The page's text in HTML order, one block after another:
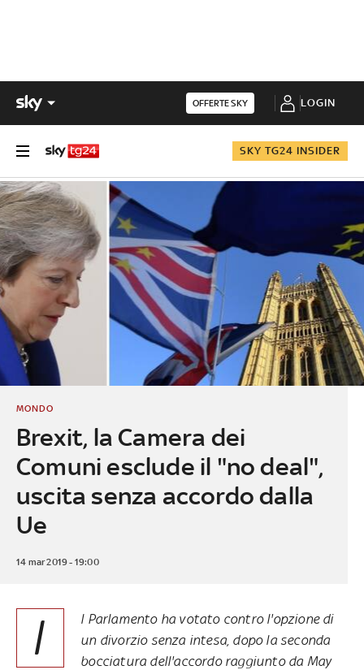
OFFERTE SKY LOGIN
SKY TG24 INSIDER
Brexit, la Camera dei
Comuni esclude il "no deal",
uscita senza accordo dalla
Ue
MONDO
14 mar 2019 - 19:00
I
l Parlamento ha votato contro l'opzione di
un divorzio senza intesa, dopo la seconda
bocciaturadell'accordo raggiunto da May